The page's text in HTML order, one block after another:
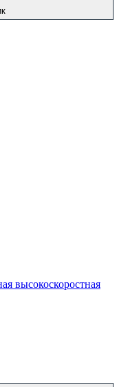
высокоскоростная